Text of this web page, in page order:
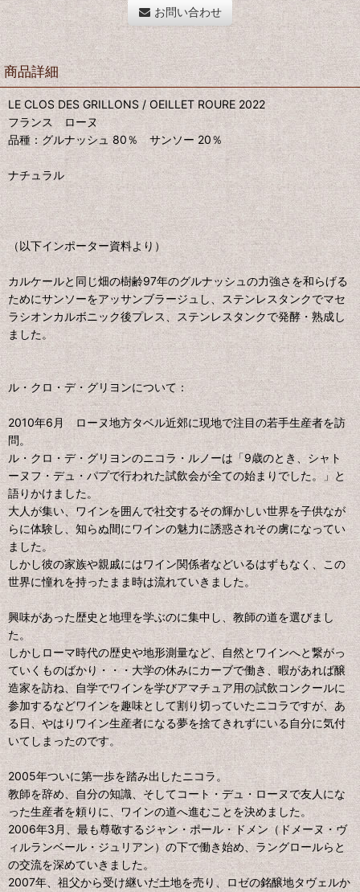
お問い合わせ
商品詳細
LE CLOS DES GRILLONS / OEILLET ROURE 2022
フランス ローヌ
品種：グルナッシュ 80％ サンソー 20％
ナチュラル
（以下インポーター資料より）
カルケールと同じ畑の樹齢97年のグルナッシュの力強さを和らげる
ためにサンソーをアッサンブラージュし、ステンレスタンクでマセ
ラシオンカルボニック後プレス、ステンレスタンクで発酵・熟成し
ました。
ル・クロ・デ・グリヨンについて：
2010年6月 ローヌ地方タベル近郊に現地で注目の若手生産者を訪
問。
ル・クロ・デ・グリヨンのニコラ・ルノーは「9歳のとき、シャト
ーヌフ・デュ・パプで行われた試飲会が全ての始まりでした。」と
語りかけました。
大人が集い、ワインを囲んで社交するその輝かしい世界を子供なが
らに体験し、知らぬ間にワインの魅力に誘惑されその虜になってい
ました。
しかし彼の家族や親戚にはワイン関係者などいるはずもなく、この
世界に憧れを持ったまま時は流れていきました。
興味があった歴史と地理を学ぶのに集中し、教師の道を選びまし
た。
しかしローマ時代の歴史や地形測量など、自然とワインへと繋がっ
ていくものばかり・・・大学の休みにカーブで働き、暇があれば醸
造家を訪ね、自学でワインを学びアマチュア用の試飲コンクールに
参加するなどワインを趣味として割り切っていたニコラですが、あ
る日、やはりワイン生産者になる夢を捨てきれずにいる自分に気付
いてしまったのです。
2005年ついに第一歩を踏み出したニコラ。
教師を辞め、自分の知識、そしてコート・デュ・ローヌで友人にな
った生産者を頼りに、ワインの道へ進むことを決めました。
2006年3月、最も尊敬するジャン・ポール・ドメン（ドメーヌ・ヴ
ィルランベール・ジュリアン）の下で働き始め、ラングロールらと
の交流を深めていきました。
2007年、祖父から受け継いだ土地を売り、ロゼの銘醸地タヴェルか